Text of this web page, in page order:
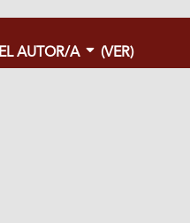
AUTOR/A (VER)